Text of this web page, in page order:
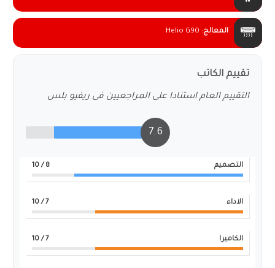
المعالج:
Helio G90
تقييم الكاتب
التقييم العام استنادا على المراجعيين فى ريفيو بلس
7.6
التصميم 8
/ 10
الاداء 7
/ 10
الكاميرا 7
/ 10